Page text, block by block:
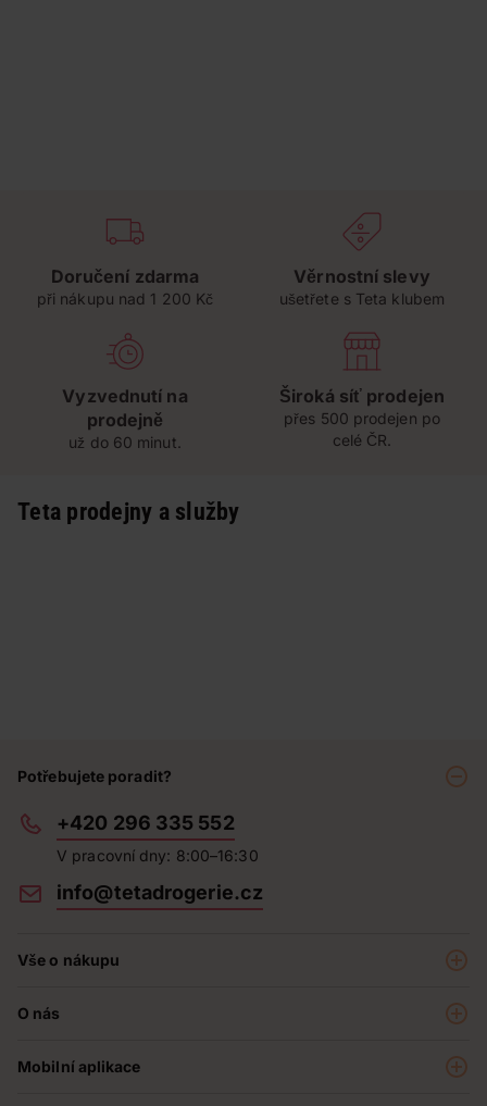
Doručení zdarma
při nákupu nad 1 200 Kč
Věrnostní slevy
ušetřete s Teta klubem
Vyzvednutí na
prodejně
už do 60 minut.
Široká síť prodejen
přes 500 prodejen po
celé ČR.
Teta prodejny a služby
Potřebujete poradit?
+420 296 335 552
V pracovní dny: 8:00–16:30
info@tetadrogerie.cz
Vše o nákupu
Prodejny
O nás
Mobilní aplikace